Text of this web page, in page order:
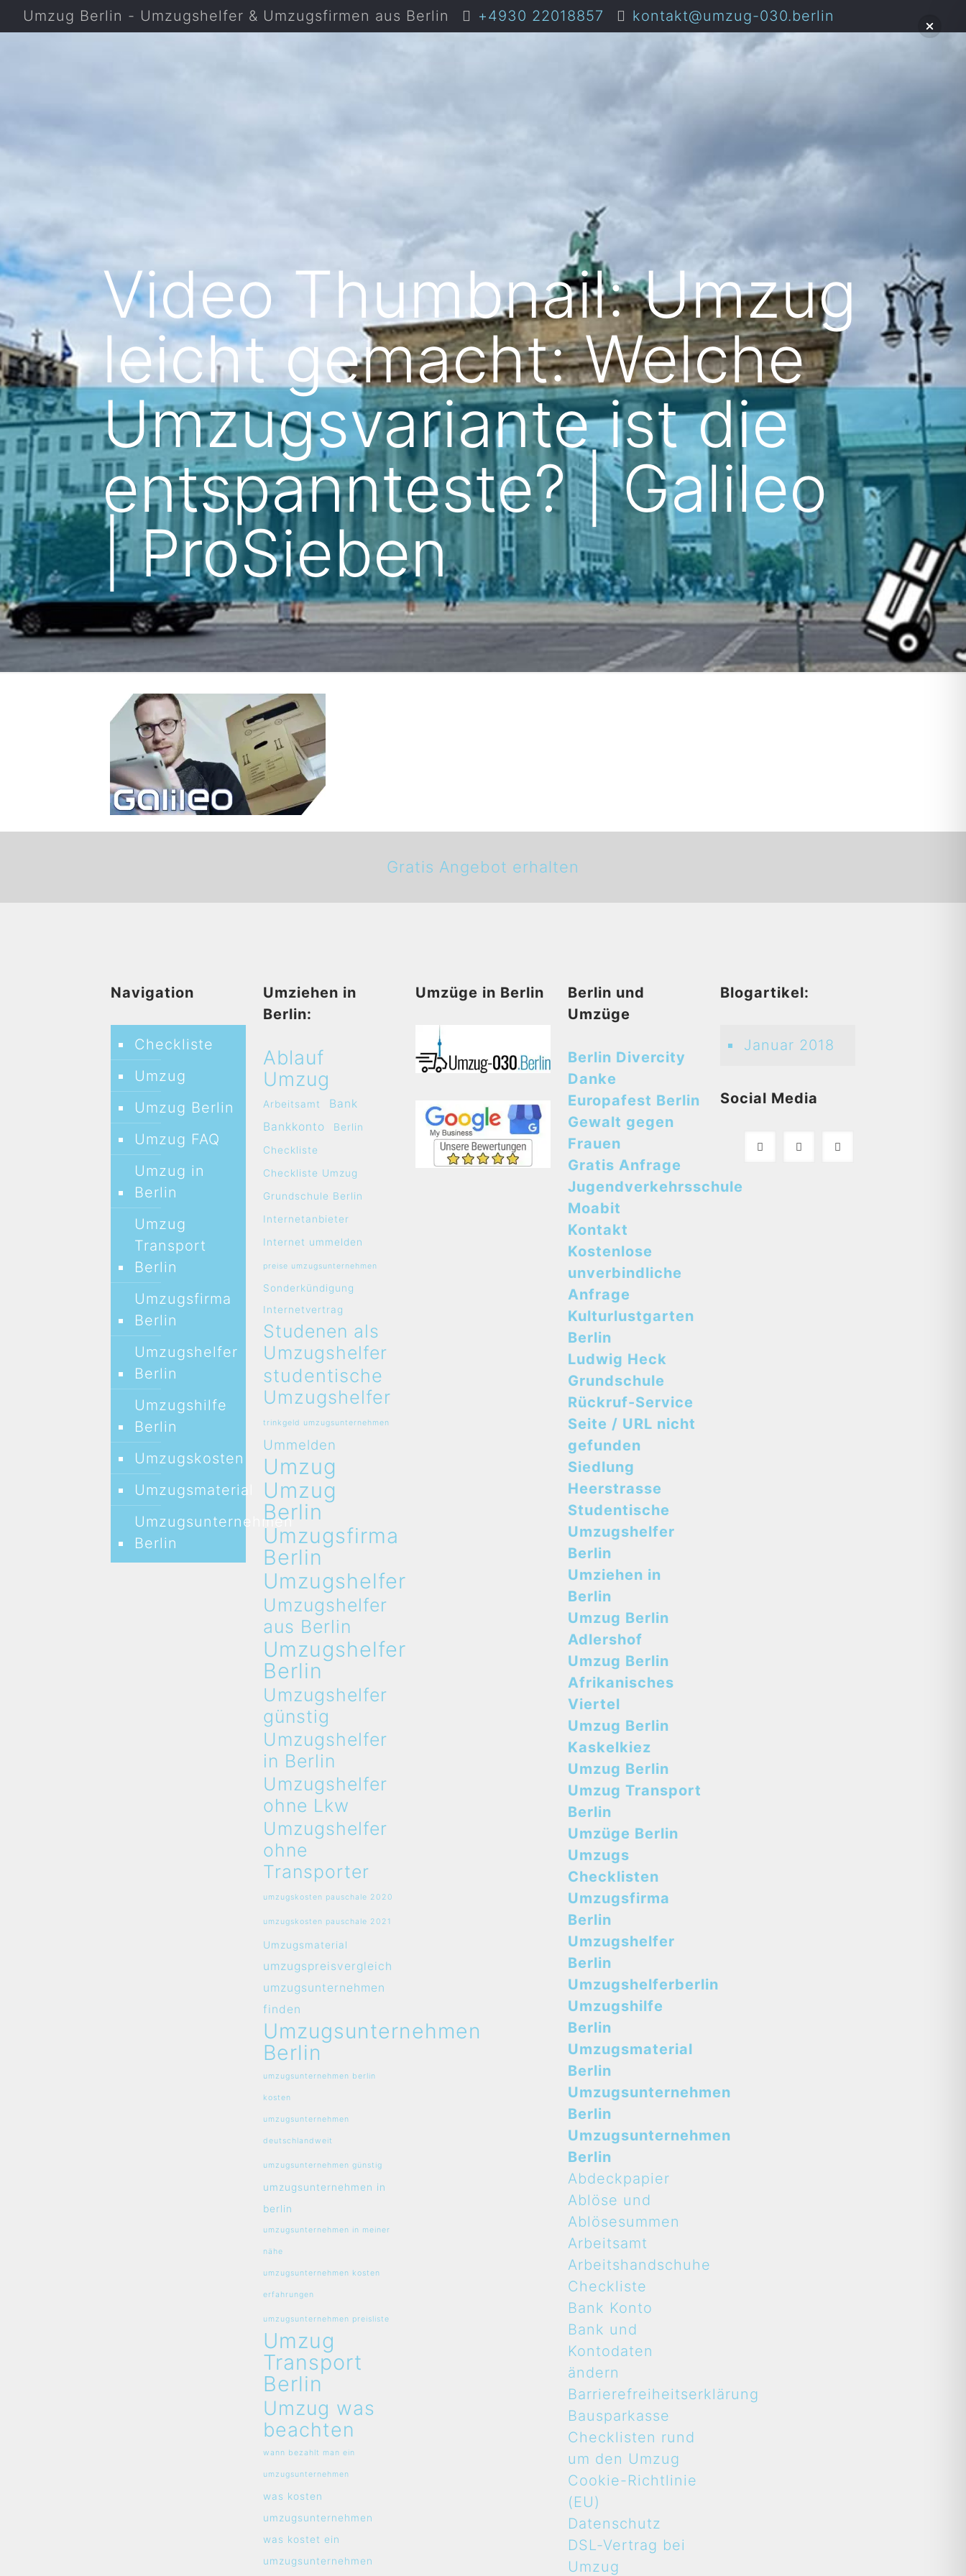
Umzug Berlin - Umzugshelfer & Umzugsfirmen aus Berlin +4930 22018857 kontakt@umzug-030.berlin
Video Thumbnail: Umzug
leicht gemacht: Welche
Umzugsvariante ist die
entspannteste? | Galileo
| ProSieben
Gratis Angebot erhalten
Navigation
Checkliste
Umzug
Umzug Berlin
Umzug FAQ
Umzug in
Berlin
Umzug
Transport
Berlin
Umzugsfirma
Berlin
Umzugshelfer
Berlin
Umzugshilfe
Berlin
Umzugskosten
Umzugsmaterial
Umzugsunternehmen
Berlin
Umziehen in
Berlin:
Ablauf
Umzug
Arbeitsamt
Bank
Bankkonto
Berlin
Checkliste
Checkliste Umzug
Grundschule Berlin
Internetanbieter
Internet ummelden
preise umzugsunternehmen
Sonderkündigung
Internetvertrag
Studenen als
Umzugshelfer
studentische
Umzugshelfer
trinkgeld umzugsunternehmen
Ummelden
Umzug
Umzug
Berlin
Umzugsfirma
Berlin
Umzugshelfer
Umzugshelfer
aus Berlin
Umzugshelfer
Berlin
Umzugshelfer
günstig
Umzugshelfer
in Berlin
Umzugshelfer
ohne Lkw
Umzugshelfer
ohne
Transporter
umzugskosten pauschale 2020
umzugskosten pauschale 2021
Umzugsmaterial
umzugspreisvergleich
umzugsunternehmen
finden
Umzugsunternehmen
Berlin
umzugsunternehmen berlin
kosten
umzugsunternehmen
deutschlandweit
umzugsunternehmen günstig
umzugsunternehmen in
berlin
umzugsunternehmen in meiner
nähe
umzugsunternehmen kosten
erfahrungen
umzugsunternehmen preisliste
Umzug
Transport
Berlin
Umzug was
beachten
wann bezahlt man ein
umzugsunternehmen
was kosten
umzugsunternehmen
was kostet ein
umzugsunternehmen
Umzüge in Berlin
Berlin und
Umzüge
Berlin Divercity
Danke
Europafest Berlin
Gewalt gegen
Frauen
Gratis Anfrage
Jugendverkehrsschule
Moabit
Kontakt
Kostenlose
unverbindliche
Anfrage
Kulturlustgarten
Berlin
Ludwig Heck
Grundschule
Rückruf-Service
Seite / URL nicht
gefunden
Siedlung
Heerstrasse
Studentische
Umzugshelfer
Berlin
Umziehen in
Berlin
Umzug Berlin
Adlershof
Umzug Berlin
Afrikanisches
Viertel
Umzug Berlin
Kaskelkiez
Umzug Berlin
Umzug Transport
Berlin
Umzüge Berlin
Umzugs
Checklisten
Umzugsfirma
Berlin
Umzugshelfer
Berlin
Umzugshelferberlin
Umzugshilfe
Berlin
Umzugsmaterial
Berlin
Umzugsunternehmen
Berlin
Umzugsunternehmen
Berlin
Abdeckpapier
Ablöse und
Ablösesummen
Arbeitsamt
Arbeitshandschuhe
Checkliste
Bank Konto
Bank und
Kontodaten
ändern
Barrierefreiheitserklärung
Bausparkasse
Checklisten rund
um den Umzug
Cookie-Richtlinie
(EU)
Datenschutz
DSL-Vertrag bei
Umzug
Blogartikel:
Januar 2018
Social Media